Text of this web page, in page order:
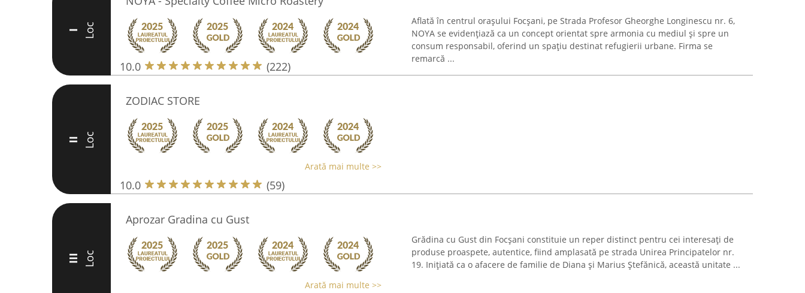
I Loc
10.0 (222)
Aflată în centrul orașului Focșani, pe Strada Profesor Gheorghe Longinescu nr. 6,
NOYA se evidențiază ca un concept orientat spre armonia cu mediul și spre un
consum responsabil, oferind un spațiu destinat refugierii urbane. Firma se
remarcă ...
II Loc
ZODIAC STORE
Arată mai multe >>
10.0 (59)
III Loc
Aprozar Gradina cu Gust
Arată mai multe >>
Grădina cu Gust din Focșani constituie un reper distinct pentru cei interesați de
produse proaspete, autentice, fiind amplasată pe strada Unirea Principatelor nr.
19. Inițiată ca o afacere de familie de Diana și Marius Ștefănică, această unitate ...